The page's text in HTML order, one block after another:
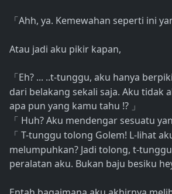
「 Ahh, ya. Kemewahan seperti ini
Atau jadi aku pikir kapan,
「 Eh? ... ..t-tunggu, aku hanya
dari belakang sekali saja. Aku tidak
apa pun yang kamu tahu !? 」
「
Huh? Aku mendengar sesuatu
「 T-tunggu tolong Golem! L-lihat
melumpuhkan? Jadi tolong, t-
peralatan aku. Bukan baju besiku